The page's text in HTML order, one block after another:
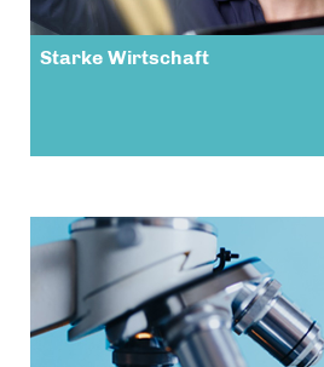
Starke Wirtschaft